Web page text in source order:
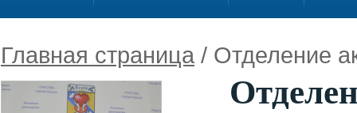
Главная страница / Отделение